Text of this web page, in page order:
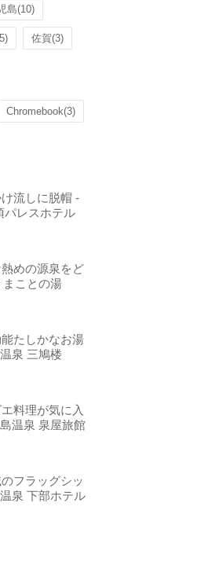
島(10)
佐賀(3)
Chromebook(3)
流しに脱帽 -
パレスホテル
めの源泉をど
まことの湯
たしかなお湯
泉 三鳩楼
料理が気に入
温泉 泉屋旅館
フラッグシッ
泉 下部ホテル